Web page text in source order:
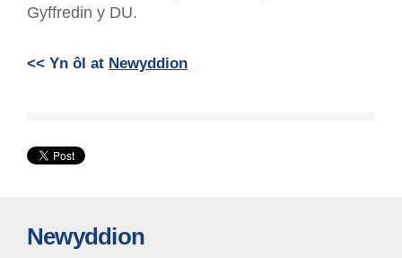
Gyffredin y DU.
<< Yn ôl at Newyddion
Newyddion